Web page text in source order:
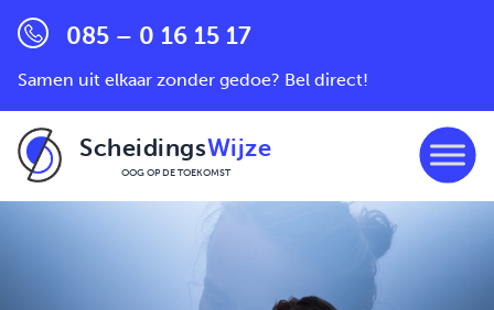
085 – 0 16 15 17
Samen uit elkaar zonder gedoe? Bel direct!
ScheidingsWijze
OOG OP DE TOEKOMST